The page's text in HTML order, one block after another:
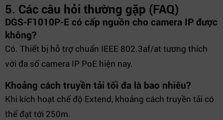
5. Các câu hỏi thường gặp (FAQ)
DGS-F1010P-E có cấp nguồn cho camera IP được
không?
Có. Thiết bị hỗ trợ chuẩn IEEE 802.3af/at tương thích
với đa số camera IP PoE hiện nay.
Khoảng cách truyền tải tối đa là bao nhiêu?
Khi kích hoạt chế độ Extend, khoảng cách truyền tải có
thể đạt tới 250m.